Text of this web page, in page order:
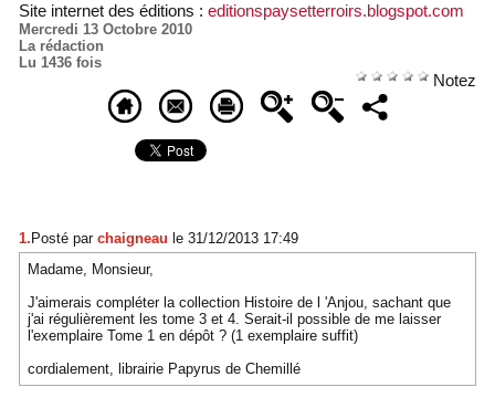
Site internet des éditions : editionspaysetterroirs.blogspot.com
Mercredi 13 Octobre 2010
La rédaction
Lu 1436 fois
Notez
1. Posté par chaigneau le 31/12/2013 17:49
Madame, Monsieur,
J'aimerais compléter la collection Histoire de l 'Anjou, sachant que
j'ai régulièrement les tome 3 et 4. Serait-il possible de me laisser
l'exemplaire Tome 1 en dépôt ? (1 exemplaire suffit)
cordialement, librairie Papyrus de Chemillé